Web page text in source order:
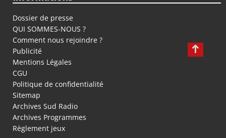
Dossier de presse
QUI SOMMES-NOUS ?
Comment nous rejoindre ?
Publicité
Mentions Légales
CGU
Politique de confidentialité
Sitemap
Archives Sud Radio
Archives Programmes
Règlement jeux